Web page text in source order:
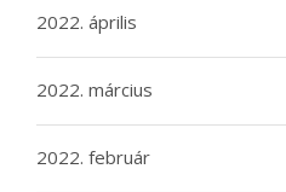
2022. április
2022. március
2022. február